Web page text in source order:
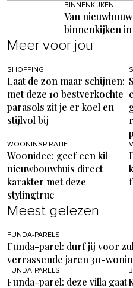
BINNENKIJKEN
Van
binnenkijken
Meer voor jou
SHOPPING
Laat de zon maar schijnen:
met deze 10 bestverkochte
parasols zit je er koel en
stijlvol bij
WOONINSPIRATIE
Woonidee: geef een kil
nieuwbouwhuis direct
karakter met deze
stylingtruc
Meest gelezen
FUNDA-PARELS
Funda-parel: durf jij voor
verrassende jaren 30-
FUNDA-PARELS
Funda-parel: deze villa gaat